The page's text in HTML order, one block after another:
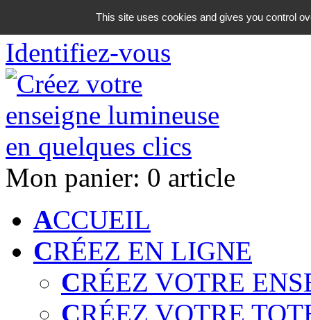
06 18 42 08 59
Identifiez-vous
Mon panier: 0 article
ACCUEIL
CRÉEZ EN LIGNE
CRÉEZ VOTRE
CRÉEZ VOTRE
This site uses cookies and gives you control